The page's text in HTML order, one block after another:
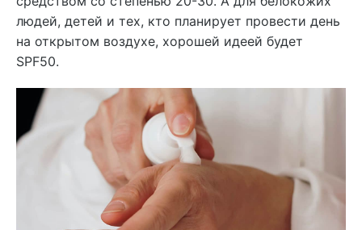
людей, детей и тех, кто планирует провести день
на открытом воздухе, хорошей идеей будет
SPF50.